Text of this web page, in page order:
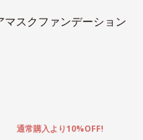
スクファンデーション
通常購入より10%OFF!